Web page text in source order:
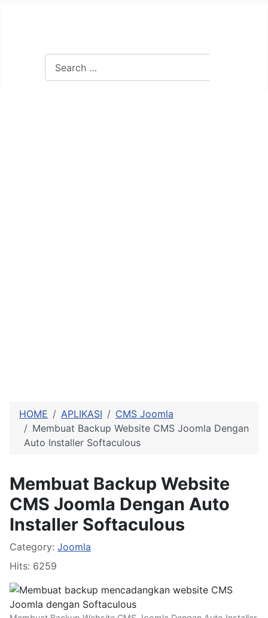
HOME APLIKASI
CMS Joomla
Membuat Backup Website CMS Joomla Dengan
Auto Installer Softaculous
Membuat Backup Website
CMS Joomla Dengan Auto
Installer Softaculous
Details
Category: Joomla
Hits: 6259